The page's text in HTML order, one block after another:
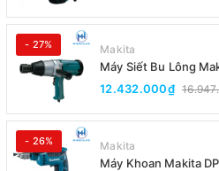
- 27% Makita
Máy Siết Bu Lông
12.432.000₫
- 26% Makita
Máy Khoan Makita